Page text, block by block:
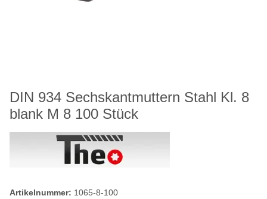
DIN 934 Sechskantmuttern Stahl Kl. 8
blank M 8 100 Stück
Artikelnummer: 1065-8-100